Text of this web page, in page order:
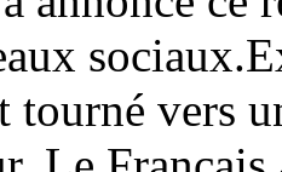
tourné vers